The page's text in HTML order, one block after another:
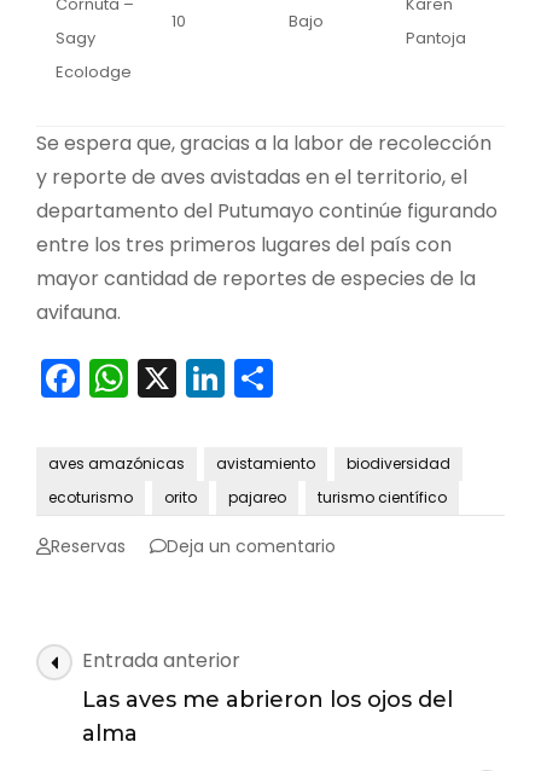
Sagy
Ecolodge
10 Bajo
Pantoja
Se espera que, gracias a la labor de recolección
y reporte de aves avistadas en el territorio, el
departamento del Putumayo continúe figurando
entre los tres primeros lugares del país con
mayor cantidad de reportes de especies de la
avifauna.
Facebook
WhatsApp
X LinkedIn
aves amazónicas avistamiento
biodiversidad
ecoturismo
orito pajareo turismo científico
Reservas Deja un comentario
Big
Navegación
de
Entrada anterior
Las aves me abrieron los ojos del
alma